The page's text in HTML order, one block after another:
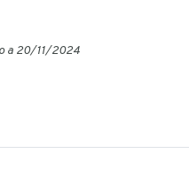
a 20/11/2024